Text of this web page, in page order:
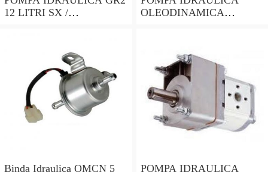
12 LITRI SX /
OLEODINAMICA
Binda Idraulica OMCN 5 POMPA IDRAULICA